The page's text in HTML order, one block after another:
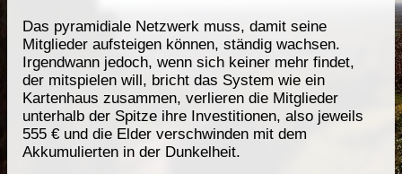
Das pyramidiale Netzwerk muss, damit seine
Mitglieder aufsteigen können, ständig wachsen.
Irgendwann jedoch, wenn sich keiner mehr findet,
der mitspielen will, bricht das System wie ein
Kartenhaus zusammen, verlieren die Mitglieder
unterhalb der Spitze ihre Investitionen, also jeweils
555 € und die Elder verschwinden mit dem
Akkumulierten in der Dunkelheit.